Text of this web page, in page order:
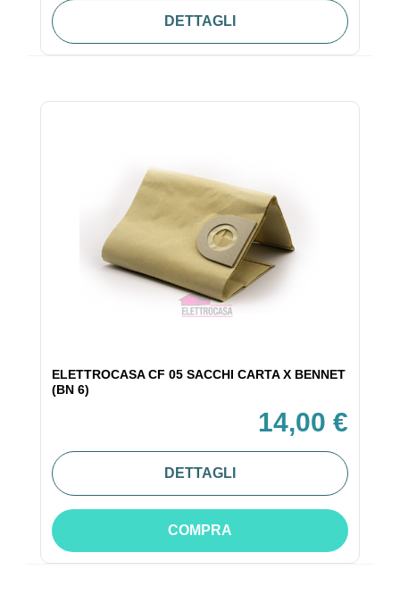
DETTAGLI
ELETTROCASA CF 05 SACCHI CARTA X BENNET
(BN 6)
14,00 €
DETTAGLI
COMPRA